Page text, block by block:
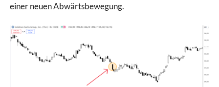
einer neuen Abwärtsbewegung.